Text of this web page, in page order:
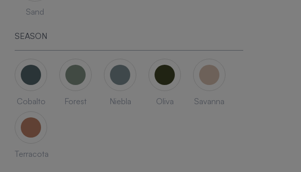
Sand
SEASON
Cobalto Forest Niebla Oliva Savanna
Terracota